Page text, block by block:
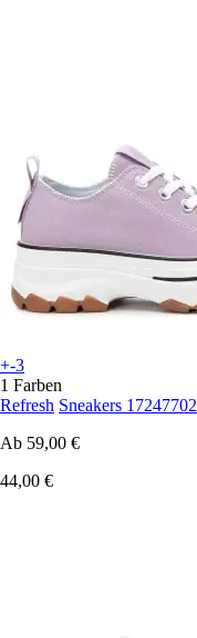
+-3
1 Farben
Refresh Sneakers 17247702
Ab 59,00 €
44,00 €